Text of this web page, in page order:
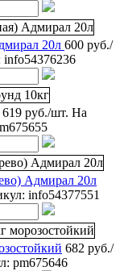
20л 600 руб./
info54376236
619 руб./шт. На
Адмирал 20л
info54377551
682 руб./
pm675646